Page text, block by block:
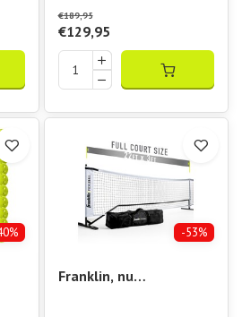
€189,95
€129,95
-53%
Franklin, nu